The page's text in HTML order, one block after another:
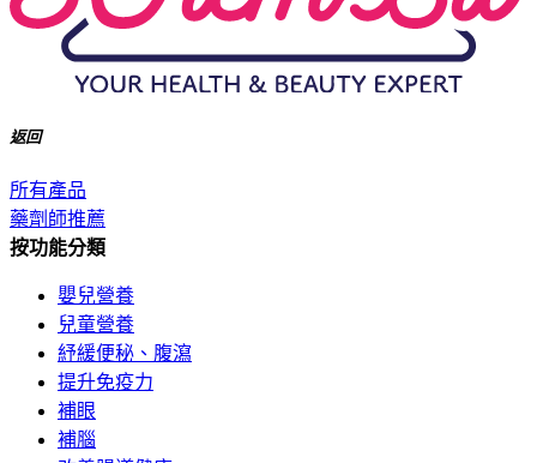
返回
所有產品
藥劑師推薦
按功能分類
嬰兒營養
兒童營養
紓緩便秘、腹瀉
提升免疫力
補眼
補腦